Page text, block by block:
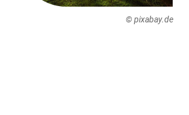
© pixabay.de